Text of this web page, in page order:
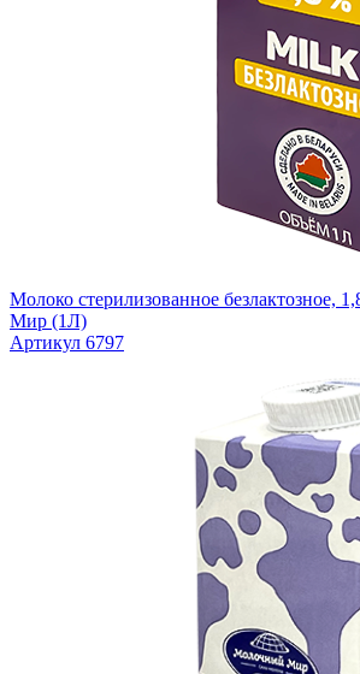
Молоко стерилизованное безлактозное,
Мир (1Л)
Артикул 6797